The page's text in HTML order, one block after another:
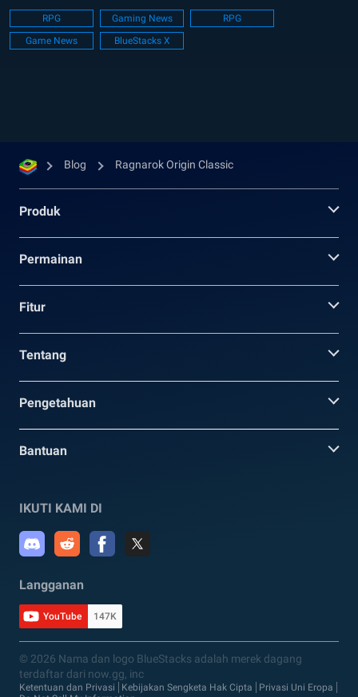
yang dapat memberikan berbagai hadiah
GRATIS! Mulai dari Eden Chest, Potion, hingga
item untuk pet, semua bisa kalian dapatkan
RPG Gaming News
RPG
Game News
BlueStacks X
Blog Ragnarok Origin Classic
Produk
Permainan
Fitur
Tentang
Pengetahuan
Bantuan
IKUTI KAMI DI
Langganan
YouTube 147K
© 2026 Nama dan logo BlueStacks adalah merek dagang
terdaftar dari now.gg, inc
Ketentuan dan Privasi Kebijakan Sengketa Hak Cipta
Privasi Uni Eropa